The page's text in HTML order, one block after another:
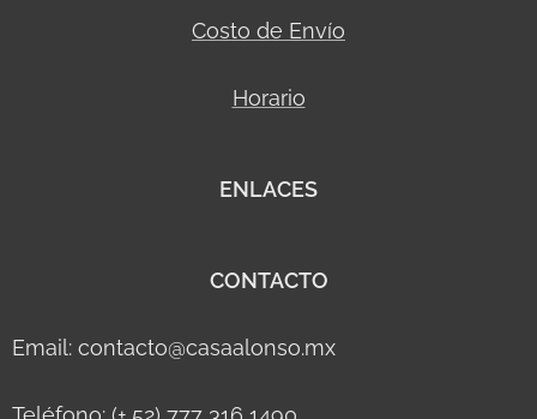
Costo de Envío
Horario
ENLACES
CONTACTO
Email: contacto@casaalonso.mx